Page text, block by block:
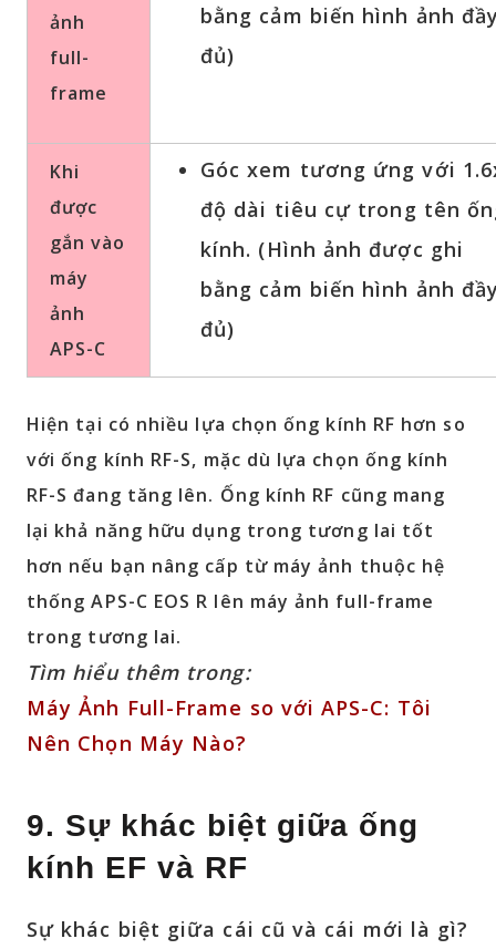
ảnh
full-
frame
bằng cảm biến hình ảnh
đủ)
Khi
được
gắn vào
máy
ảnh
APS-C
Góc xem tương ứng với
độ dài tiêu cự trong tên
kính. (Hình ảnh được ghi
bằng cảm biến hình ảnh
đủ)
Hiện tại có nhiều lựa chọn ống kính RF hơn so
với ống kính RF-S, mặc dù lựa chọn ống kính
RF-S đang tăng lên. Ống kính RF cũng mang
lại khả năng hữu dụng trong tương lai tốt
hơn nếu bạn nâng cấp từ máy ảnh thuộc hệ
thống APS-C EOS R lên máy ảnh full-frame
trong tương lai.
Tìm hiểu thêm trong:
Máy Ảnh Full-Frame so với APS-C: Tôi
Nên Chọn Máy Nào?
9. Sự khác biệt giữa ống
kính EF và RF
Sự khác biệt giữa cái cũ và cái mới là gì?